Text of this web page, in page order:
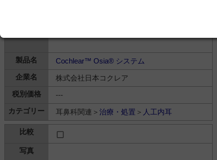
Cochlear™ Osia® システム
株式会社日本コクレア
---
耳鼻科関連＞ 治療・処置 ＞ 人工内耳